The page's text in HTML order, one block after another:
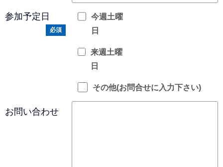
参加予定日
必須
今週土曜
日
来週土曜
日
その他(お問合せに入力下さい)
お問い合わせ